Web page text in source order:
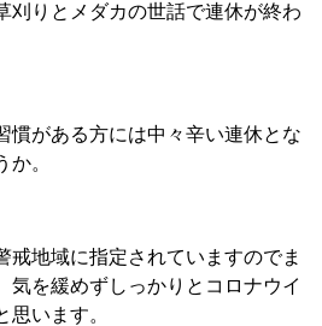
刈りとメダカの世話で連休が終わ
慣がある方には中々辛い連休とな
。
戒地域に指定されていますのでま
気を緩めずしっかりとコロナウイ
思います。